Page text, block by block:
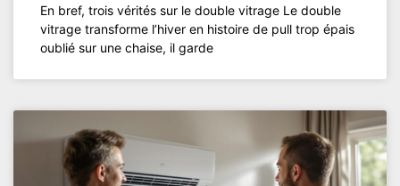
En bref, trois vérités sur le double vitrage Le double
vitrage transforme l’hiver en histoire de pull trop épais
oublié sur une chaise, il garde